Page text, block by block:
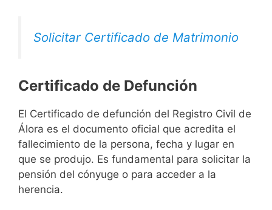
Solicitar Certificado de Matrimonio
Certificado de Defunción
El Certificado de defunción del Registro Civil de
Álora es el documento oficial que acredita el
fallecimiento de la persona, fecha y lugar en
que se produjo. Es fundamental para solicitar la
pensión del cónyuge o para acceder a la
herencia.